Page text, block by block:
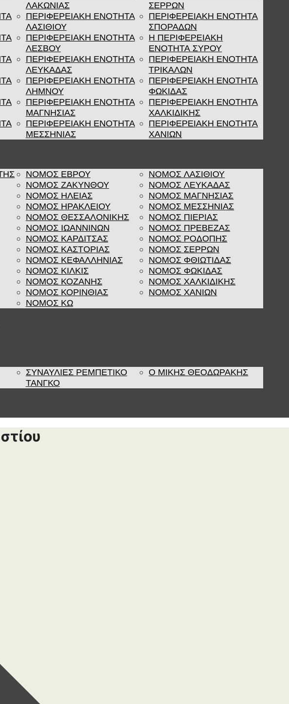
ΛΑΚΩΝΙΑΣ
ΠΕΡΙΦΕΡΕΙΑΚΗ ΕΝΟΤΗΤΑ
ΛΑΣΙΘΙΟΥ
ΠΕΡΙΦΕΡΕΙΑΚΗ ΕΝΟΤΗΤΑ
ΛΕΣΒΟΥ
ΠΕΡΙΦΕΡΕΙΑΚΗ ΕΝΟΤΗΤΑ
ΛΕΥΚΑΔΑΣ
ΠΕΡΙΦΕΡΕΙΑΚΗ ΕΝΟΤΗΤΑ
ΛΗΜΝΟΥ
ΠΕΡΙΦΕΡΕΙΑΚΗ ΕΝΟΤΗΤΑ
ΜΑΓΝΗΣΙΑΣ
ΠΕΡΙΦΕΡΕΙΑΚΗ ΕΝΟΤΗΤΑ
ΜΕΣΣΗΝΙΑΣ
ΣΕΡΡΩΝ
ΠΕΡΙΦΕΡΕΙΑΚΗ ΕΝΟΤΗΤΑ
ΣΠΟΡΑΔΩΝ
Η ΠΕΡΙΦΕΡΕΙΑΚΗ
ΕΝΟΤΗΤΑ ΣΥΡΟΥ
ΠΕΡΙΦΕΡΕΙΑΚΗ ΕΝΟΤΗΤΑ
ΤΡΙΚΑΛΩΝ
ΠΕΡΙΦΕΡΕΙΑΚΗ ΕΝΟΤΗΤΑ
ΦΩΚΙΔΑΣ
ΠΕΡΙΦΕΡΕΙΑΚΗ ΕΝΟΤΗΤΑ
ΧΑΛΚΙΔΙΚΗΣ
ΠΕΡΙΦΕΡΕΙΑΚΗ ΕΝΟΤΗΤΑ
ΧΑΝΙΩΝ
ΝΟΜΟΣ ΕΒΡΟΥ
ΝΟΜΟΣ ΖΑΚΥΝΘΟΥ
ΝΟΜΟΣ ΗΛΕΙΑΣ
ΝΟΜΟΣ ΗΡΑΚΛΕΙΟΥ
ΝΟΜΟΣ ΘΕΣΣΑΛΟΝΙΚΗΣ
ΝΟΜΟΣ ΙΩΑΝΝΙΝΩΝ
ΝΟΜΟΣ ΚΑΡΔΙΤΣΑΣ
ΝΟΜΟΣ ΚΑΣΤΟΡΙΑΣ
ΝΟΜΟΣ ΚΕΦΑΛΛΗΝΙΑΣ
ΝΟΜΟΣ ΚΙΛΚΙΣ
ΝΟΜΟΣ ΚΟΖΑΝΗΣ
ΝΟΜΟΣ ΚΟΡΙΝΘΙΑΣ
ΝΟΜΟΣ ΚΩ
ΝΟΜΟΣ ΛΑΣΙΘΙΟΥ
ΝΟΜΟΣ ΛΕΥΚΑΔΑΣ
ΝΟΜΟΣ ΜΑΓΝΗΣΙΑΣ
ΝΟΜΟΣ ΜΕΣΣΗΝΙΑΣ
ΝΟΜΟΣ ΠΙΕΡΙΑΣ
ΝΟΜΟΣ ΠΡΕΒΕΖΑΣ
ΝΟΜΟΣ ΡΟΔΟΠΗΣ
ΝΟΜΟΣ ΣΕΡΡΩΝ
ΝΟΜΟΣ ΦΘΙΩΤΙΔΑΣ
ΝΟΜΟΣ ΦΩΚΙΔΑΣ
ΝΟΜΟΣ ΧΑΛΚΙΔΙΚΗΣ
ΝΟΜΟΣ ΧΑΝΙΩΝ
ΣΥΝΑΥΛΊΕΣ ΡΕΜΠΈΤΙΚΟ
ΤΆΝΓΚΟ
Ο ΜΙΚΗΣ ΘΕΟΔΩΡΑΚΗΣ